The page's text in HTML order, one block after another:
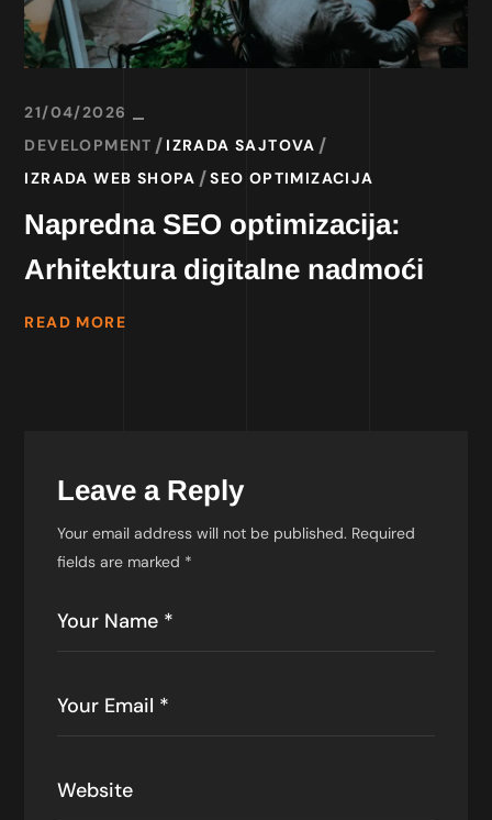
21/04/2026
DEVELOPMENT
IZRADA SAJTOVA
IZRADA WEB SHOPA
SEO OPTIMIZACIJA
Napredna SEO optimizacija:
Arhitektura digitalne nadmoći
READ MORE
Leave a Reply
Your email address will not be published. Required
fields are marked *